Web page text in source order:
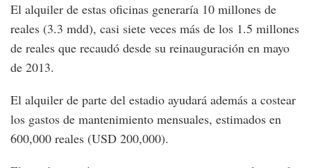
El alquiler de estas oficinas generaría 10 millones de
reales (3.3 mdd), casi siete veces más de los 1.5 millones
de reales que recaudó desde su reinauguración en mayo
de 2013.
El alquiler de parte del estadio ayudará además a costear
los gastos de mantenimiento mensuales, estimados en
600,000 reales (USD 200,000).